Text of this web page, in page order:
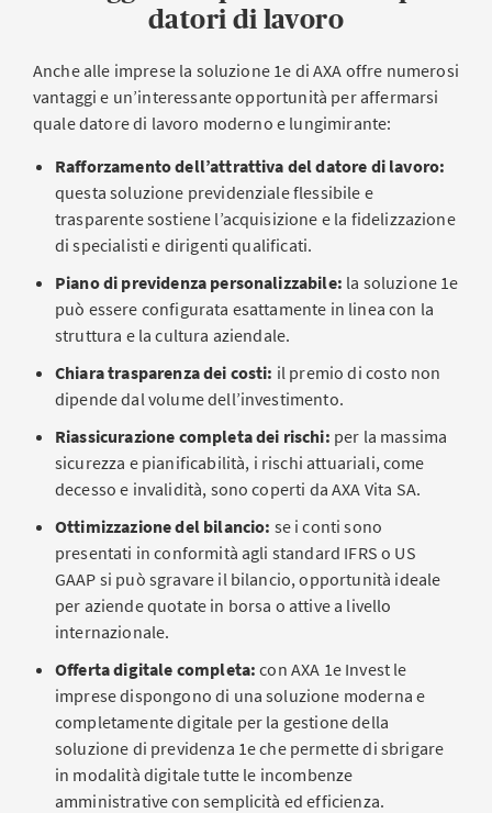
datori di lavoro
Anche alle imprese la soluzione 1e di AXA offre numerosi
vantaggi e un’interessante opportunità per affermarsi
quale datore di lavoro moderno e lungimirante:
Rafforzamento dell’attrattiva del datore di lavoro:
questa soluzione previdenziale flessibile e
trasparente sostiene l’acquisizione e la fidelizzazione
di specialisti e dirigenti qualificati.
Piano di previdenza personalizzabile: la soluzione 1e
può essere configurata esattamente in linea con la
struttura e la cultura aziendale.
Chiara trasparenza dei costi: il premio di costo non
dipende dal volume dell’investimento.
Riassicurazione completa dei rischi: per la massima
sicurezza e pianificabilità, i rischi attuariali, come
decesso e invalidità, sono coperti da AXA Vita SA.
Ottimizzazione del bilancio: se i conti sono
presentati in conformità agli standard IFRS o US
GAAP si può sgravare il bilancio, opportunità ideale
per aziende quotate in borsa o attive a livello
internazionale.
Offerta digitale completa: con AXA 1e Invest le
imprese dispongono di una soluzione moderna e
completamente digitale per la gestione della
soluzione di previdenza 1e che permette di sbrigare
in modalità digitale tutte le incombenze
amministrative con semplicità ed efficienza.